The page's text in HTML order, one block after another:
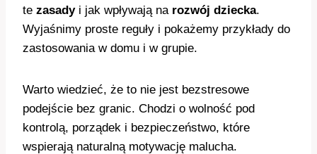
te zasadyi jak wpływają na rozwój dziecka.
Wyjaśnimy proste reguły i pokażemy przykłady do
zastosowania w domu i w grupie.
Warto wiedzieć, że to nie jest bezstresowe
podejście bez granic. Chodzi o wolność pod
kontrolą, porządek i bezpieczeństwo, które
wspierają naturalną motywację malucha.